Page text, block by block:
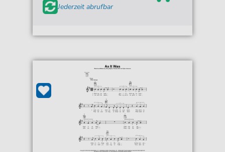
Jederzeit abrufbar